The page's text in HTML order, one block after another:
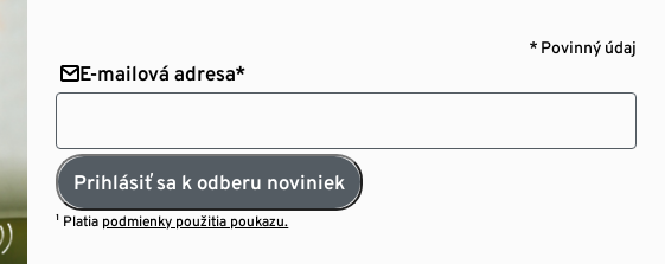
* Povinný údaj
E-mailová adresa*
Prihlásiť sa k odberu noviniek
¹ Platia podmienky použitia poukazu.